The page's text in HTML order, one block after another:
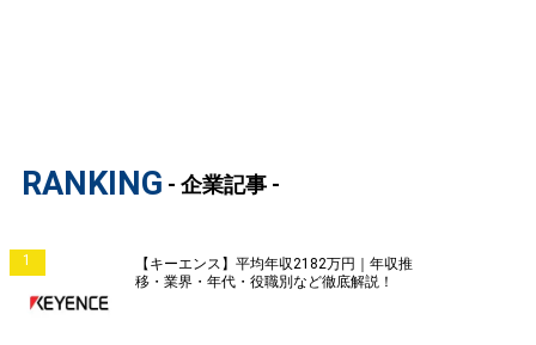
RANKING - 企業記事 -
1
【キーエンス】平均年収2182万円｜年収推
移・業界・年代・役職別など徹底解説！